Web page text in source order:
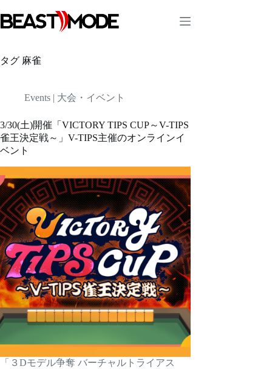
ン
テ
ツ
へ
プ
タグ 麻雀
Events | 大会・イベント
3/30(土)開催「VICTORY TIPS CUP～V-TIPS
雀王決定戦～」V-TIPS主催のオンラインイ
ベント
「３Dモデル争奪 バーチャルトライアス